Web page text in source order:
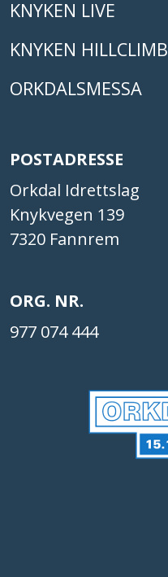
KNYKEN LIVE
KNYKEN HILLCLIMB
ORKDALSMESSA
POSTADRESSE
Orkdal Idrettslag
Knykvegen 139
7320 Fannrem
ORG. NR.
977 074 444